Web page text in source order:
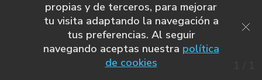
propias y de terceros, para mejorar
tu visita adaptando la navegación a
tus preferencias. Al seguir
navegando aceptas nuestra política
de cookies